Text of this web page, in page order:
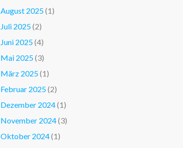
August 2025(1)
Juli 2025(2)
Juni 2025(4)
Mai 2025(3)
März 2025(1)
Februar 2025(2)
Dezember 2024(1)
November 2024(3)
Oktober 2024(1)